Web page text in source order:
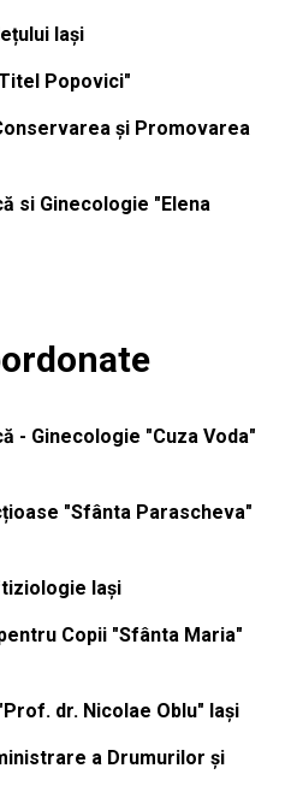
Iași
Popovici"
și Promovarea
si Ginecologie "Elena
- Ginecologie "Cuza Voda"
"Sfânta Parascheva"
Iași
Copii "Sfânta Maria"
dr. Nicolae Oblu" Iași
a Drumurilor și